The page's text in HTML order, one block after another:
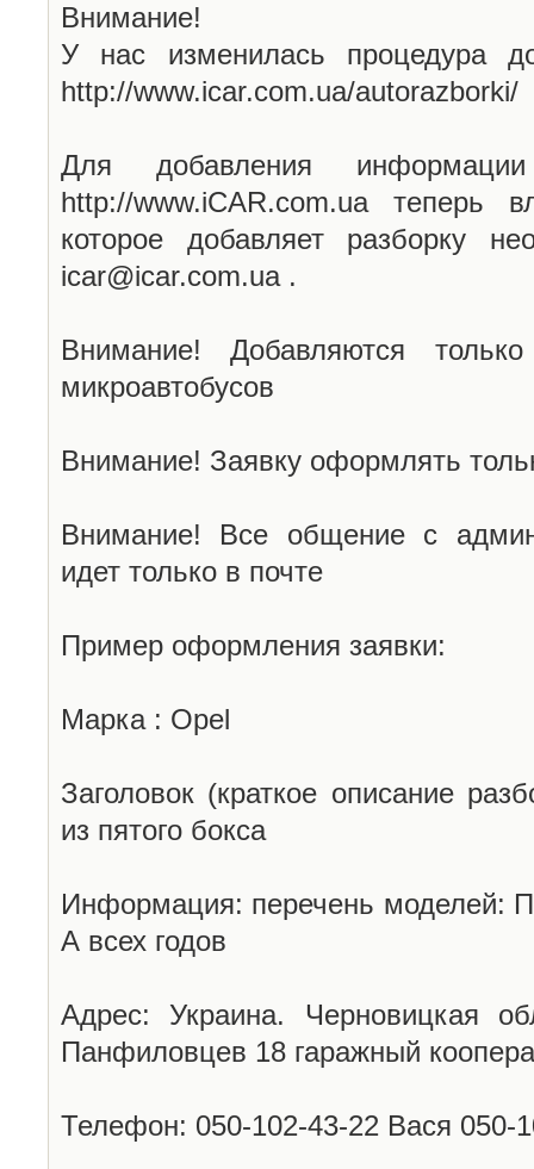
Внимание!
У нас изменилась процедура
http://www.icar.com.ua/autorazborki/
Для добавления
http://www.iCAR.com.ua теперь
которое добавляет разборку
icar@icar.com.ua .
Внимание! Добавляются
микроавтобусов
Внимание! Заявку оформлять
Внимание! Все общение с
идет только в почте
Пример оформления заявки:
Марка : Opel
Заголовок (краткое описание
из пятого бокса
Информация: перечень моделей:
А всех годов
Адрес: Украина. Черновицкая
Панфиловцев 18 гаражный
Телефон: 050-102-43-22 Вася 050-